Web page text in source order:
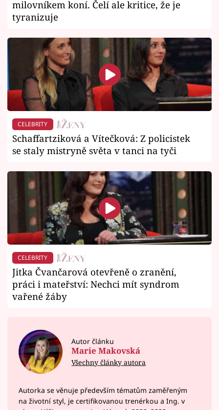
milovníkem koní. Čelí ale kritice, že je
tyranizuje
CELEBRITY
Schaffartziková a Vítečková: Z policistek
se staly mistryně světa v tanci na tyči
CELEBRITY
Jitka Čvančarová otevřeně o zranění,
práci i mateřství: Nechci mít syndrom
vařené žáby
Autor článku
Marie Makovská
Všechny články autora
Autorka se věnuje především tématům zaměřeným
na životní styl, je certifikovanou trenérkou a Ing. v